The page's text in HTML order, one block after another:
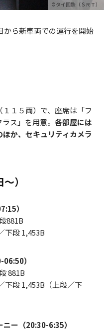
©タイ国鉄（ＳＲＴ）
から新車両での運行を開始
１５両）で、座席は「フ
ス」を用意。 各部屋には
か、セキュリティカメラ
）
）
881B
下段 1,453B
）
881B
下段 1,453B（上段／下
ー（20:30-6:35）